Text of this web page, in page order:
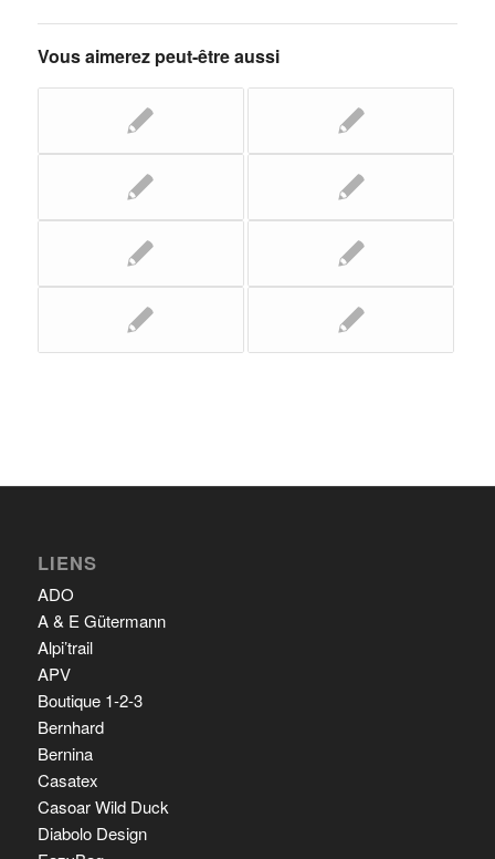
Vous aimerez peut-être aussi
LIENS
ADO
A & E Gütermann
Alpi’trail
APV
Boutique 1-2-3
Bernhard
Bernina
Casatex
Casoar Wild Duck
Diabolo Design